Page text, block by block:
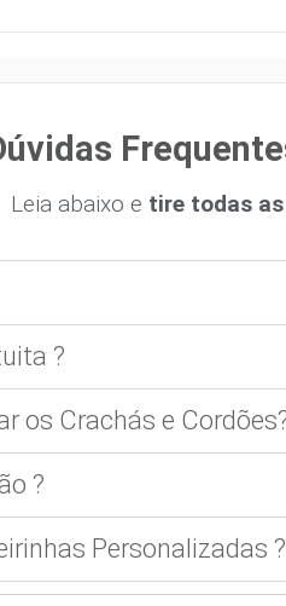
Leia abaixo e tire todas
?
os Crachás e
?
Personalizadas ?